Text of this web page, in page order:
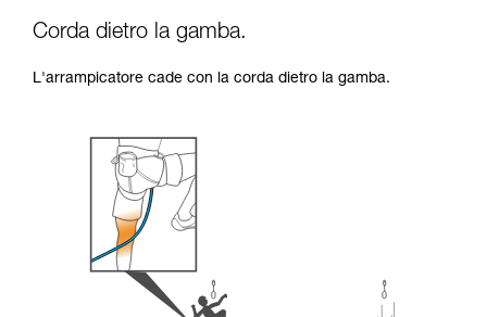
Corda dietro la gamba.
L'arrampicatore cade con la corda dietro la gamba.